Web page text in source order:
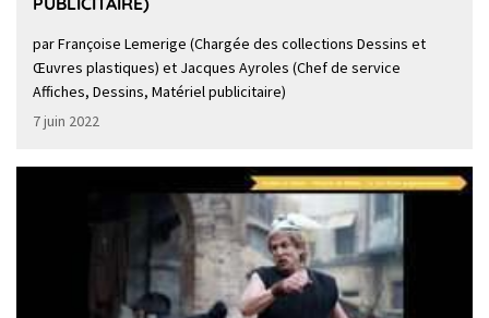
par Françoise Lemerige (Chargée des collections Dessins et
Œuvres plastiques) et Jacques Ayroles (Chef de service
Affiches, Dessins, Matériel publicitaire)
7 juin 2022